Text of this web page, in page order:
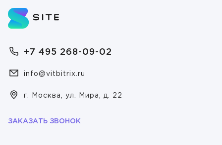
+7 495 268-09-02
info@vitbitrix.ru
г. Москва, ул. Мира, д. 22
ЗАКАЗАТЬ ЗВОНОК